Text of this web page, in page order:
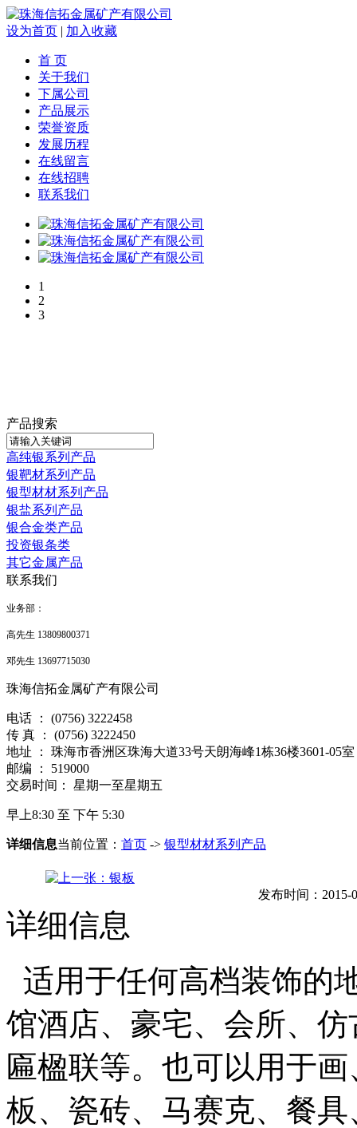
设为首页 | 加入收藏
首 页
关于我们
下属公司
产品展示
荣誉资质
发展历程
在线留言
在线招聘
联系我们
1
2
3
产品搜索
高纯银系列产品
银靶材系列产品
银型材材系列产品
银盐系列产品
银合金类产品
投资银条类
其它金属产品
联系我们
业务部 ：
高先生 13809800371
邓先生 13697715030
珠海信拓金属矿产有限公司
电话 ： (0756) 3222458
传 真 ： (0756) 3222450
地址 ： 珠海市香洲区珠海大道33号天朗海峰1栋36楼3601-05室
邮编 ： 519000
交易时间： 星期一至星期五
早上8:30 至 下午 5:30
详细信息当前位置： 首页 -> 银型材材系列产品
发布时间：2015-
详细信息
适用于任何高档装饰的
馆酒店、豪宅、会所、
匾楹联等。也可以用于
板、瓷砖、马赛克、餐